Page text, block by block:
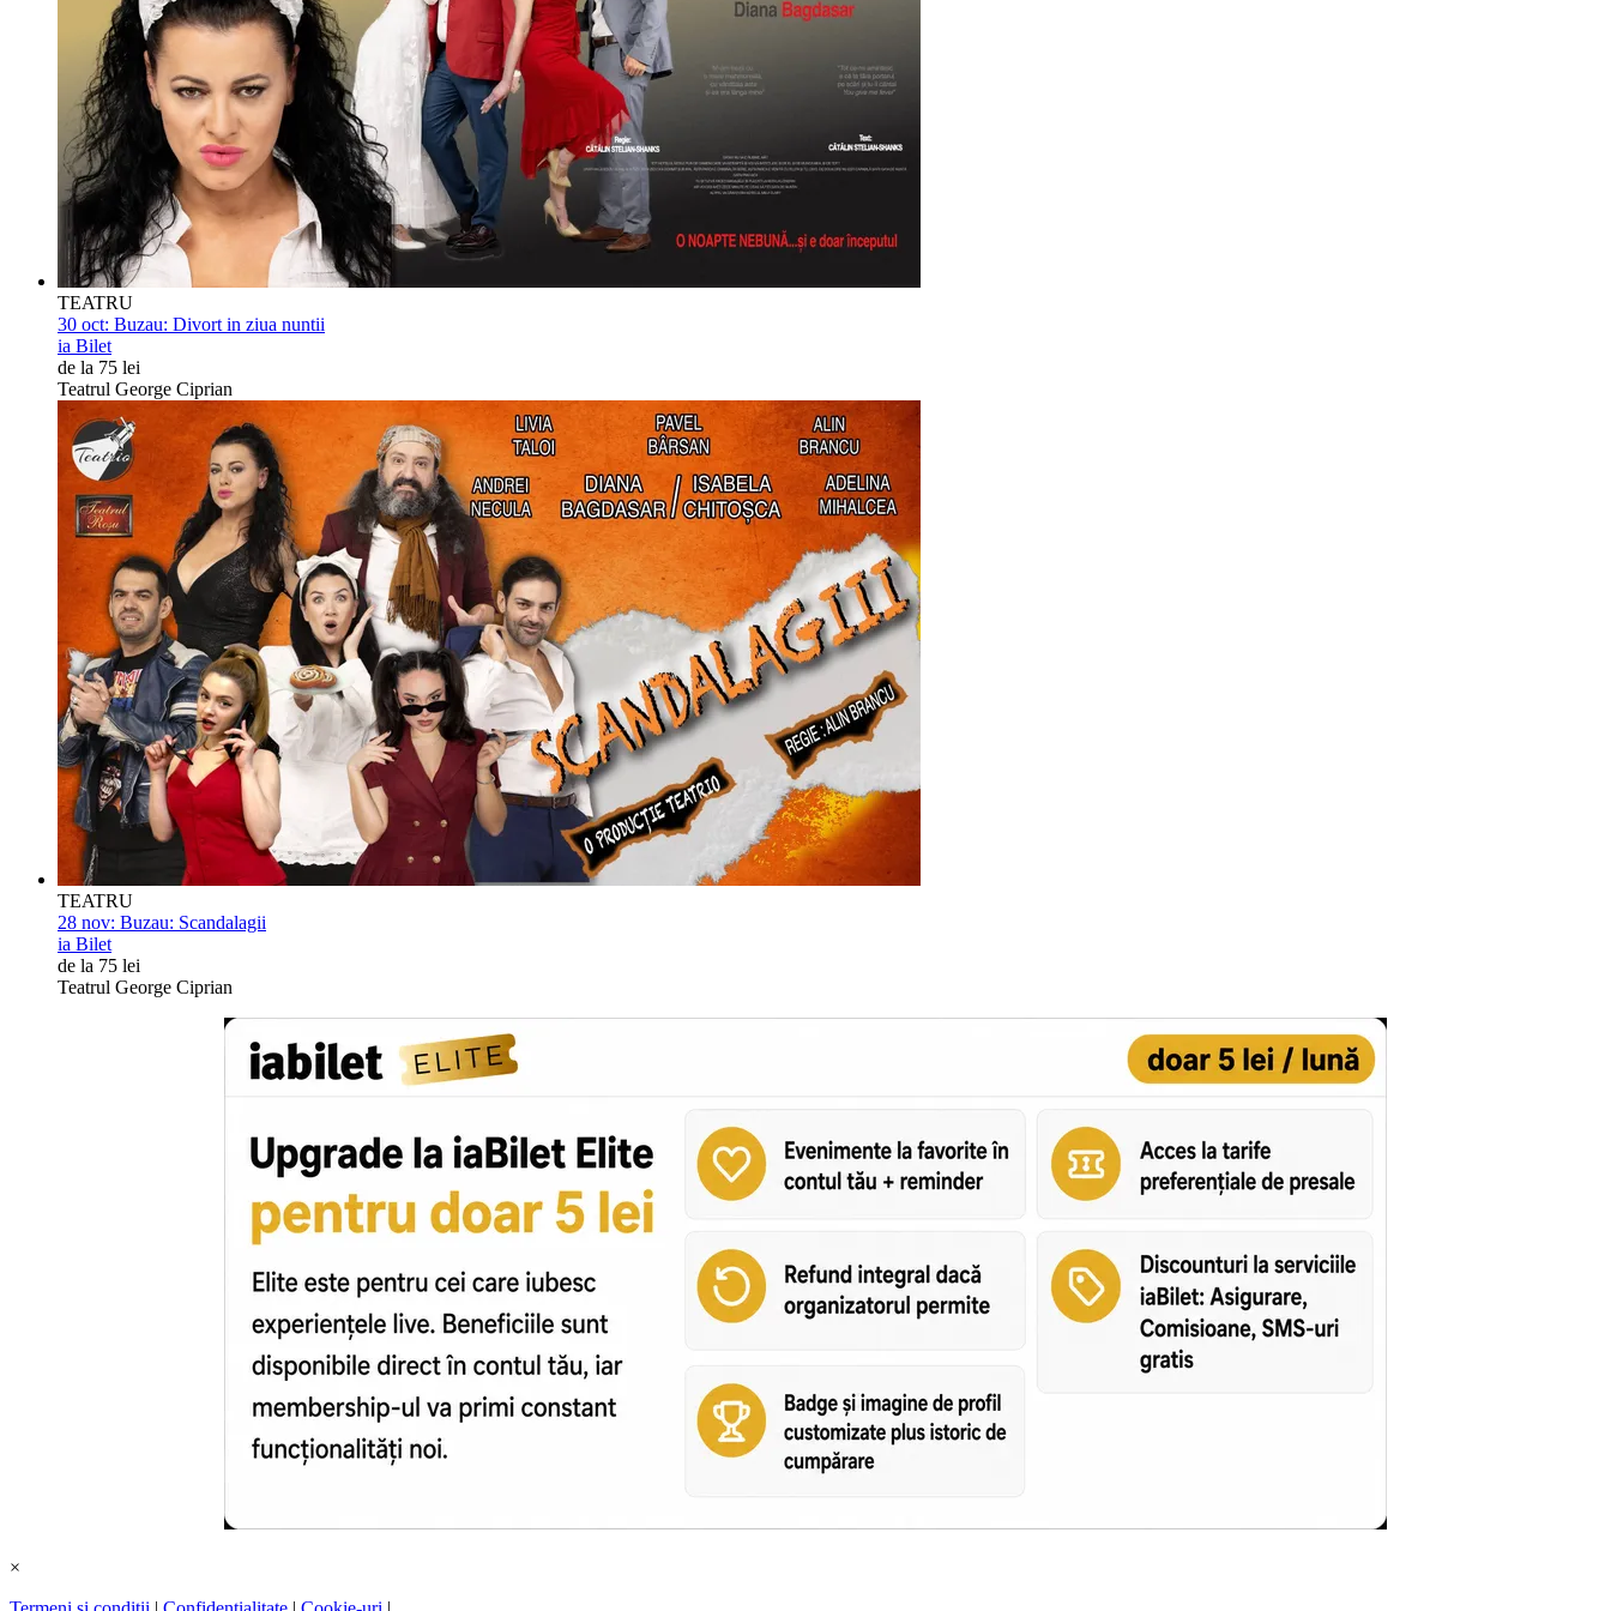
TEATRU
30 oct: Buzau: Divort in ziua nuntii
ia Bilet
de la 75 lei
Teatrul George Ciprian
TEATRU
28 nov: Buzau: Scandalagii
ia Bilet
de la 75 lei
Teatrul George Ciprian
×